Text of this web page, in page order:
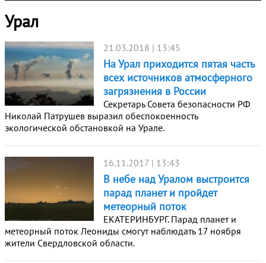
Урал
21.03.2018 | 13:45
На Урал приходится пятая часть
всех источников атмосферного
загрязнения в России
Секретарь Совета безопасности РФ
Николай Патрушев выразил обеспокоенность
экологической обстановкой на Урале.
16.11.2017 | 13:43
В небе над Уралом выстроится
парад планет и пройдет
метеорный поток
ЕКАТЕРИНБУРГ. Парад планет и
метеорный поток Леониды смогут наблюдать 17 ноября
жители Свердловской области.